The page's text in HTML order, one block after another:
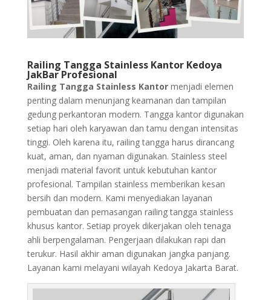
Railing Tangga Stainless Kantor Kedoya
JakBar Profesional
Railing Tangga Stainless Kantormenjadi elemen
penting dalam menunjang keamanan dan tampilan
gedung perkantoran modern. Tangga kantor digunakan
setiap hari oleh karyawan dan tamu dengan intensitas
tinggi. Oleh karena itu, railing tangga harus dirancang
kuat, aman, dan nyaman digunakan. Stainless steel
menjadi material favorit untuk kebutuhan kantor
profesional. Tampilan stainless memberikan kesan
bersih dan modern. Kami menyediakan layanan
pembuatan dan pemasangan railing tangga stainless
khusus kantor. Setiap proyek dikerjakan oleh tenaga
ahli berpengalaman. Pengerjaan dilakukan rapi dan
terukur. Hasil akhir aman digunakan jangka panjang.
Layanan kami melayani wilayah Kedoya Jakarta Barat.